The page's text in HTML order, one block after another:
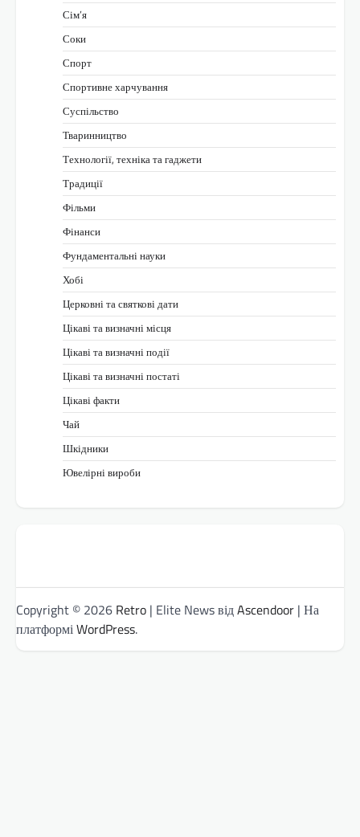
Сім’я
Соки
Спорт
Спортивне харчування
Суспільство
Тваринництво
Технології, техніка та гаджети
Традиції
Фільми
Фінанси
Фундаментальні науки
Хобі
Церковні та святкові дати
Цікаві та визначні місця
Цікаві та визначні події
Цікаві та визначні постаті
Цікаві факти
Чай
Шкідники
Ювелірні вироби
Copyright © 2026 Retro | Elite News відAscendoor | На
платформіWordPress.